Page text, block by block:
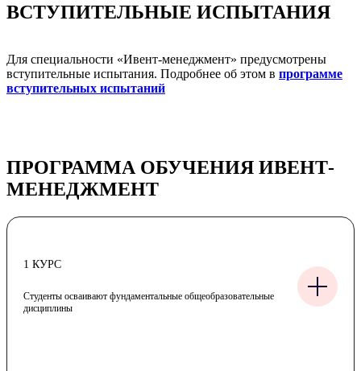
ВСТУПИТЕЛЬНЫЕ ИСПЫТАНИЯ
Для специальности «Ивент-менеджмент» предусмотрены
вступительные испытания. Подробнее об этом в программе
вступительных испытаний
ПРОГРАММА ОБУЧЕНИЯ ИВЕНТ-
МЕНЕДЖМЕНТ
1 КУРС
Студенты осваивают фундаментальные общеобразовательные
дисциплины